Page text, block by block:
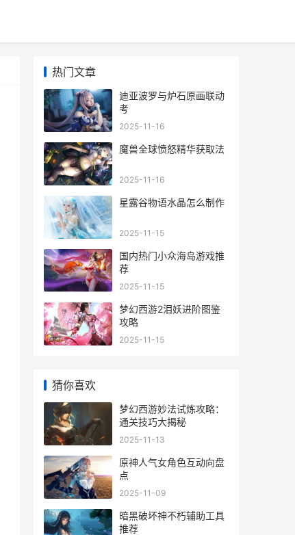
热门文章
迪亚波罗与炉石原画联动
考
2025-11-16
魔兽全球愤怒精华获取法
2025-11-16
星露谷物语水晶怎么制作
2025-11-15
国内热门小众海岛游戏推
荐
2025-11-15
梦幻西游2泪妖进阶图鉴
攻略
2025-11-15
猜你喜欢
梦幻西游妙法试炼攻略：
通关技巧大揭秘
2025-11-13
原神人气女角色互动向盘
点
2025-11-09
暗黑破坏神不朽辅助工具
推荐